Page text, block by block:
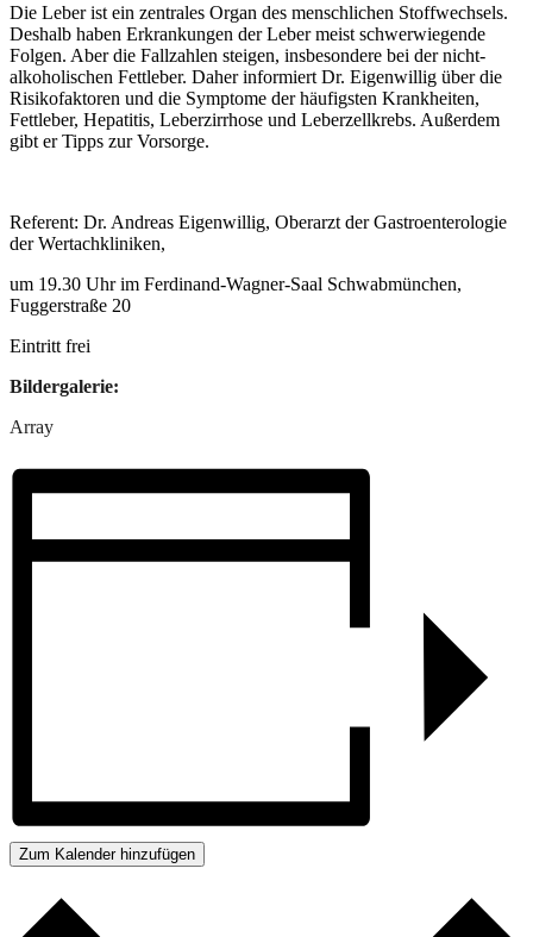
Die Leber ist ein zentrales Organ des menschlichen Stoffwechsels.
Deshalb haben Erkrankungen der Leber meist schwerwiegende
Folgen. Aber die Fallzahlen steigen, insbesondere bei der nicht-
alkoholischen Fettleber. Daher informiert Dr. Eigenwillig über die
Risikofaktoren und die Symptome der häufigsten Krankheiten,
Fettleber, Hepatitis, Leberzirrhose und Leberzellkrebs. Außerdem
gibt er Tipps zur Vorsorge.
Referent: Dr. Andreas Eigenwillig, Oberarzt der Gastroenterologie
der Wertachkliniken,
um 19.30 Uhr im Ferdinand-Wagner-Saal Schwabmünchen,
Fuggerstraße 20
Eintritt frei
Bildergalerie:
Array
Zum Kalender hinzufügen